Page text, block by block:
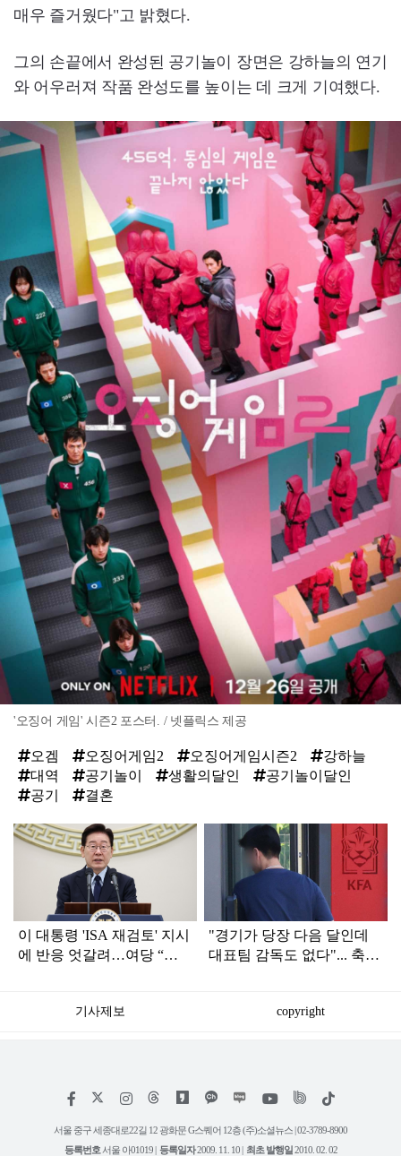
매우 즐거웠다"고 밝혔다.
그의 손끝에서 완성된 공기놀이 장면은 강하늘의 연기
와 어우러져 작품 완성도를 높이는 데 크게 기여했다.
'오징어 게임' 시즌2 포스터. / 넷플릭스 제공
오겜 오징어게임2 오징어게임시즌2
강하늘
대역
공기놀이 생활의달인
공기놀이달인
공기
결혼
탑
라
이 대통령 'ISA 재검토' 지시
에 반응 엇갈려…여당 “적
"경기가 당장 다음 달인데
대표팀 감독도 없다"... 축구
기사제보 copyright
페
스
인
타
위
트
틱
서울 중구 세종대로22길 12 광화문 G스퀘어 12층 (주)소셜뉴스 | 02-3789-8900
등록번호 서울 아01019 | 등록일자2009. 11. 10 | 최초 발행일2010. 02. 02